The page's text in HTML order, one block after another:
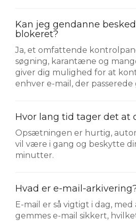
Kan jeg gendanne
blokeret?
Ja, et omfattende
søgning, karantæne og
giver dig mulighed for at
enhver e-mail, der
Hvor lang tid tager det at
Opsætningen er hurtig,
vil være i gang og beskytte
minutter.
Hvad er e-mail-
E-mail er så vigtigt i dag, med
gemmes e-mail sikkert,